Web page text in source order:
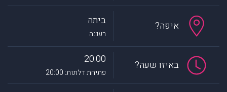
איפה? ביתה
רעננה
באיזו שעה? 20:00
פתיחת דלתות: 20:00